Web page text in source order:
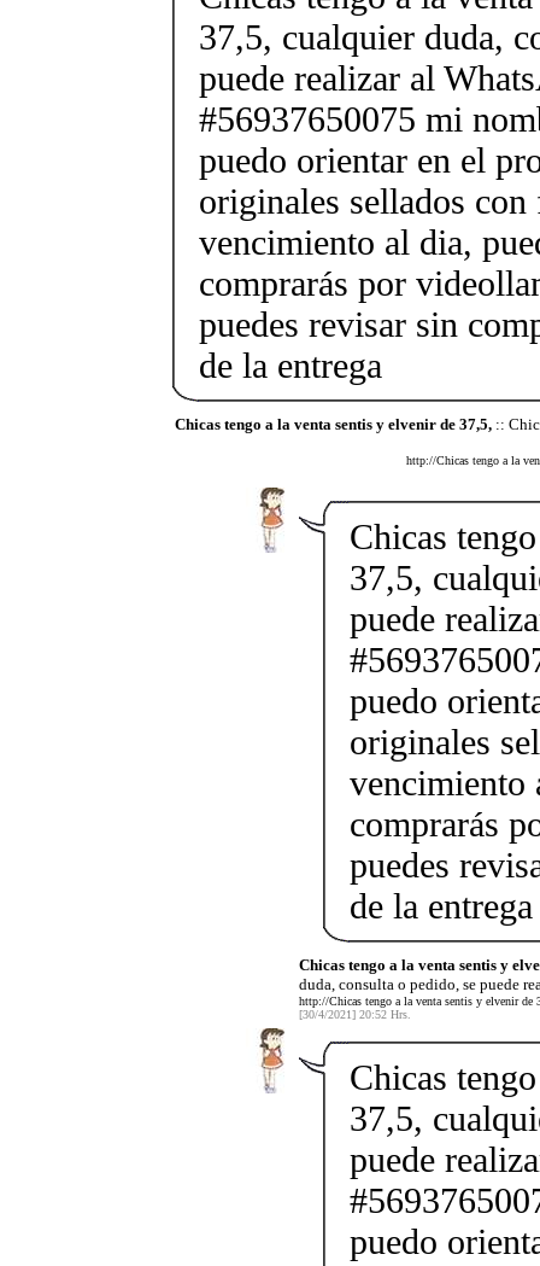
37,5, cualquier duda,
puede realizar al
#56937650075 mi
puedo orientar en el
originales sellados con
vencimiento al dia,
comprarás por
puedes revisar sin
de la entrega
Chicas tengo a la venta sentis y elvenir de 37,5, ::
http://Chicas tengo a la
Chicas
37,5,
puede
puedo
originales
vencimiento
comprarás
puedes
de la entrega
Chicas tengo a la venta sentis y
duda, consulta o pedido, se puede
http://Chicas tengo a la venta sentis y elvenir de
[30/4/2021] 20:52 Hrs.
Chicas
37,5,
puede
puedo